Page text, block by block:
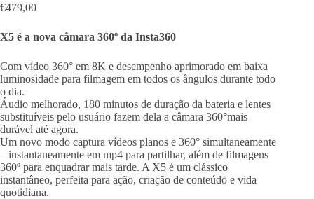
€479,00
X5 é a nova câmara 360º da Insta360
Com vídeo 360° em 8K e desempenho aprimorado em baixa
luminosidade para filmagem em todos os ângulos durante todo
o dia.
Áudio melhorado, 180 minutos de duração da bateria e lentes
substituíveis pelo usuário fazem dela a câmara 360°mais
durável até agora.
Um novo modo captura vídeos planos e 360° simultaneamente
– instantaneamente em mp4 para partilhar, além de filmagens
360º para enquadrar mais tarde. A X5 é um clássico
instantâneo, perfeita para ação, criação de conteúdo e vida
quotidiana.